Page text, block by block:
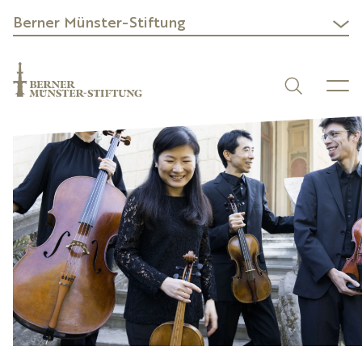
Berner Münster-Stiftung